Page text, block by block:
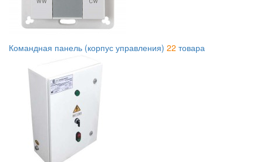
Командная панель (корпус управления) 22 товара